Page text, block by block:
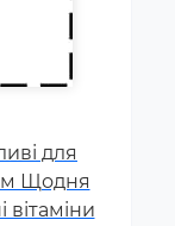
для
Щодня